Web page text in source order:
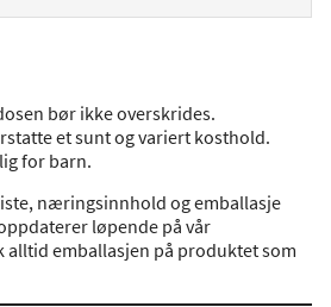
bør ikke overskrides.
et sunt og variert kosthold.
for barn.
næringsinnhold og emballasje
løpende på vår
alltid emballasjen på produktet som